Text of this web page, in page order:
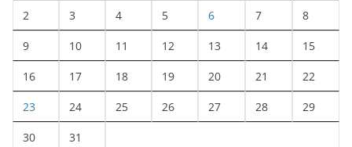
2 3 4 5 6 7 8
9 10 11 12 13 14 15
16 17 18 19 20 21 22
23 24 25 26 27 28 29
30 31